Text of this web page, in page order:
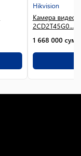
Hikvision
Камера
2CD2T45G0...
1 668 000 сум